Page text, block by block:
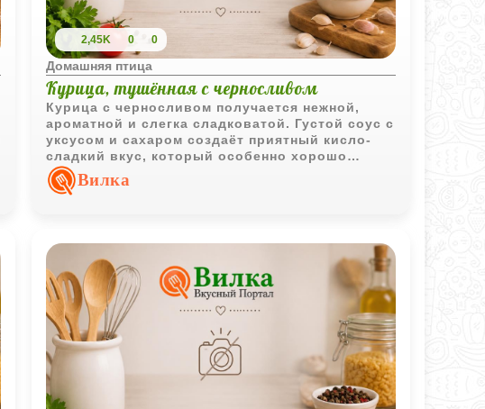
2,45K 0 0
Домашняя птица
Курица, тушённая с черносливом
Курица с черносливом получается нежной,
ароматной и слегка сладковатой. Густой соус с
уксусом и сахаром создаёт приятный кисло-
сладкий вкус, который особенно хорошо
сочетается с мягким мясом птицы.
Вилка